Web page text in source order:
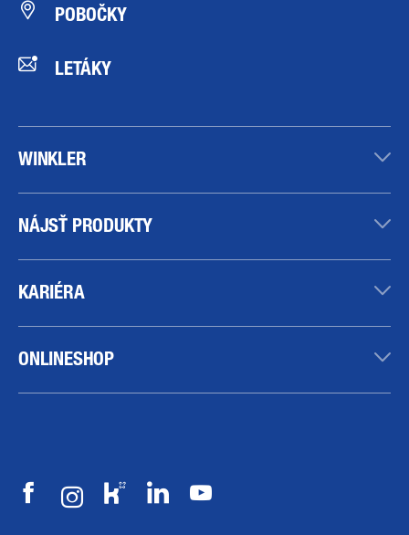
POBOČKY
LETÁKY
WINKLER
NÁJSŤ PRODUKTY
KARIÉRA
ONLINESHOP